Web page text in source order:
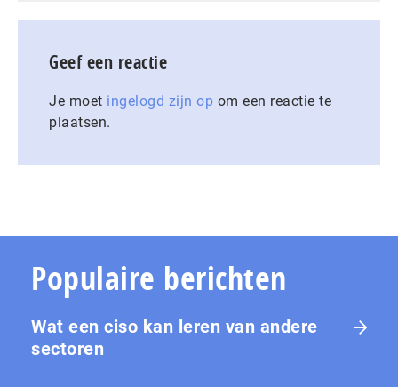
Geef een reactie
Je moet ingelogd zijn op om een reactie te
plaatsen.
Populaire berichten
Wat een ciso kan leren van andere
sectoren